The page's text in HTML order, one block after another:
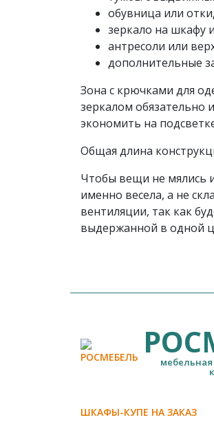
обувница или
зеркало на шкафу
антресоли или
дополнительные
Зона с крючками для
зеркалом
экономить на
Общая длина
Чтобы вещи не мялись
именно весела, а не
вентиляции, так как
выдержанной в одной
ШКАФЫ-КУПЕ НА ЗАКАЗ